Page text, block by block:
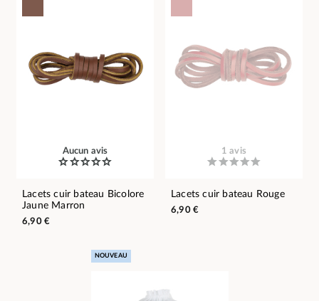
Aucun avis
Lacets cuir bateau Bicolore
Jaune Marron
6,90 €
1 avis
Lacets cuir bateau Rouge
6,90 €
NOUVEAU